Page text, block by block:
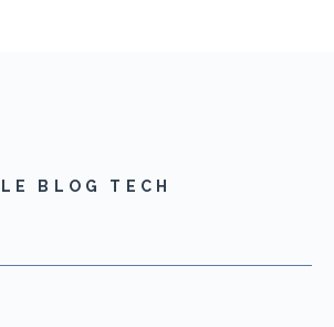
LE BLOG TECH